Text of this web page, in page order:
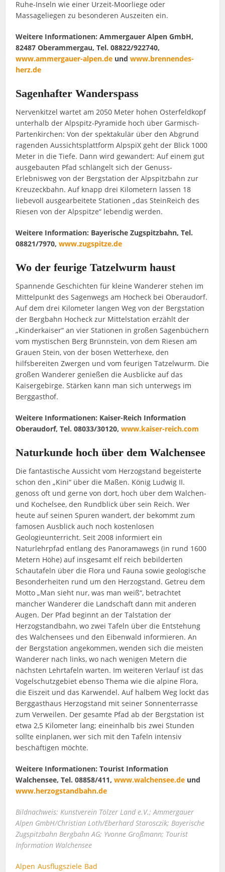
Ruhe-Inseln wie einer Urzeit-Moorliege oder
Massageliegen zu besonderen Auszeiten ein.
Weitere Informationen: Ammergauer Alpen GmbH,
82487 Oberammergau, Tel. 08822/922740,
www.ammergauer-alpen.de undwww.brennendes-
herz.de
Sagenhafter Wanderspass
Nervenkitzel wartet am 2050 Meter hohen Osterfeldkopf
unterhalb der Alpspitz-Pyramide hoch über Garmisch-
Partenkirchen: Von der spektakulär über den Abgrund
ragenden Aussichtsplattform AlpspiX geht der Blick 1000
Meter in die Tiefe. Dann wird gewandert: Auf einem gut
ausgebauten Pfad schlängelt sich der Genuss-
Erlebnisweg von der Bergstation der Alpspitzbahn zur
Kreuzeckbahn. Auf knapp drei Kilometern lassen 18
liebevoll ausgearbeitete Stationen „das SteinReich des
Riesen von der Alpspitze“ lebendig werden.
Weitere Information: Bayerische Zugspitzbahn, Tel.
08821/7970,www.zugspitze.de
Wo der feurige Tatzelwurm haust
Spannende Geschichten für kleine Wanderer stehen im
Mittelpunkt des Sagenwegs am Hocheck bei Oberaudorf.
Auf dem drei Kilometer langen Weg von der Bergstation
der Bergbahn Hocheck zur Mittelstation erzählt der
„Kinderkaiser“ an vier Stationen in großen Sagenbüchern
vom mystischen Berg Brünnstein, von dem Riesen am
Grauen Stein, von der bösen Wetterhexe, den
hilfsbereiten Zwergen und vom feurigen Tatzelwurm. Die
großen Wanderer genießen die Ausblicke auf das
Kaisergebirge. Stärken kann man sich unterwegs im
Berggasthof.
Weitere Informationen: Kaiser-Reich Information
Oberaudorf, Tel. 08033/30120,www.kaiser-reich.com
Naturkunde hoch über dem Walchensee
Die fantastische Aussicht vom Herzogstand begeisterte
schon den „Kini“ über die Maßen. König Ludwig II.
genoss oft und gerne von dort, hoch über dem Walchen-
und Kochelsee, den Rundblick über sein Reich. Wer
heute auf seinen Spuren wandert, der bekommt zum
famosen Ausblick auch noch kostenlosen
Geologieunterricht. Seit 2008 informiert ein
Naturlehrpfad entlang des Panoramawegs (in rund 1600
Metern Höhe) auf insgesamt elf reich bebilderten
Schautafeln über die Flora und Fauna sowie geologische
Besonderheiten rund um den Herzogstand. Getreu dem
Motto „Man sieht nur, was man weiß“, betrachtet
mancher Wanderer die Landschaft dann mit anderen
Augen. Der Pfad beginnt an der Talstation der
Herzogstandbahn, wo zwei Tafeln über die Entstehung
des Walchensees und den Eibenwald informieren. An
der Bergstation angekommen, wenden sich die meisten
Wanderer nach links, wo nach wenigen Metern die
nächsten Lehrtafeln warten. Im weiteren Verlauf ist das
Vogelschutzgebiet ebenso Thema wie die alpine Flora,
die Eiszeit und das Karwendel. Auf halbem Weg lockt das
Berggasthaus Herzogstand mit seiner Sonnenterrasse
zum Verweilen. Der gesamte Pfad ab der Bergstation ist
etwa 2,5 Kilometer lang; eineinhalb bis zwei Stunden
sollte einplanen, wer sich mit den Tafeln intensiv
beschäftigen möchte.
Weitere Informationen: Tourist Information
Walchensee, Tel. 08858/411,www.walchensee.de und
www.herzogstandbahn.de
Bildnachweis: Kunstverein Tölzer Land e.V.; Ammergauer
Alpen GmbH/Christian Loth/Eberhard Starosczik; Bayerische
Zugspitzbahn Bergbahn AG; Yvonne Großmann; Tourist
Information Walchensee
Alpen Ausflugsziele Bad